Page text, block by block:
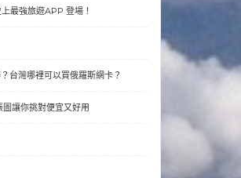
最強旅遊APP 登場！
台灣哪裡可以買俄羅斯網卡？
讓你挑對便宜又好用